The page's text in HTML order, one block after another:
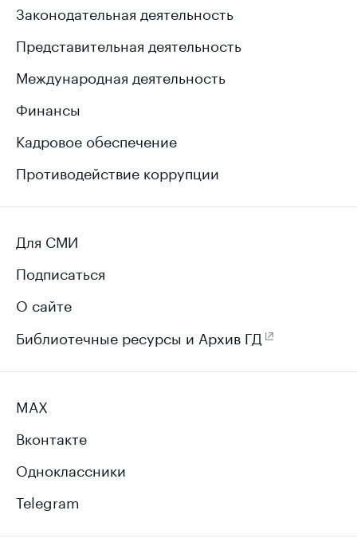
Законодательная деятельность
Представительная деятельность
Международная деятельность
Финансы
Кадровое обеспечение
Противодействие коррупции
Для СМИ
Подписаться
О сайте
Библиотечные ресурсы и Архив ГД
MAX
Вконтакте
Одноклассники
Telegram